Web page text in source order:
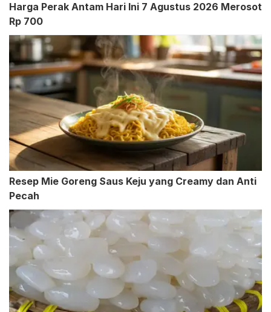
Harga Perak Antam Hari Ini 7 Agustus 2026 Merosot
Rp 700
Resep Mie Goreng Saus Keju yang Creamy dan Anti
Pecah